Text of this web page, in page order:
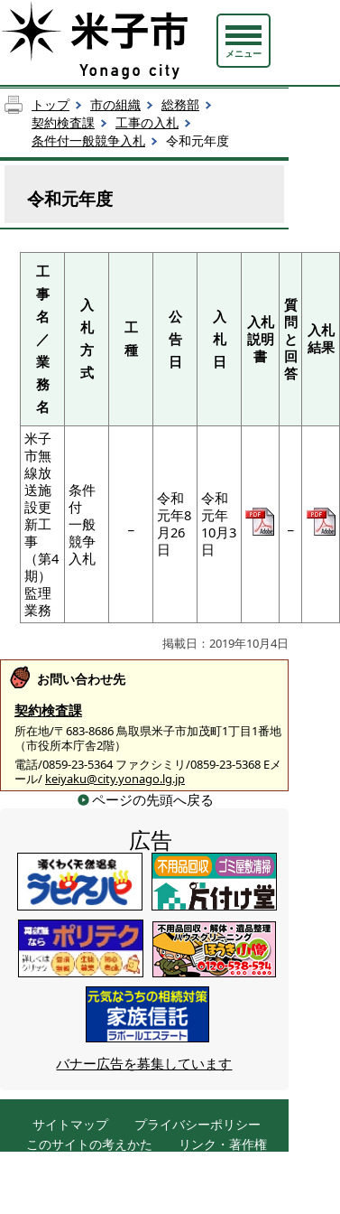
メニュー
トップ 市の組織
総務部
契約検査課
工事の入札
条件付一般競争入札
令和元年度
令和元年度
工
事
名
／
業
務
名
入
札
方
式
工
種
公
告
日
入
札
日
入札
説明
書
質
問
と
回
答
入札
結果
米子
市無
線放
送施
設更
新工
事
（第4
期）
監理
業務
条件
付
一般
競争
入札
令和
元年8
月26
日
令和
元年
10月3
日
掲載日：2019年10月4日
お問い合わせ先
契約検査課
所在地/〒683-8686 鳥取県米子市加茂町1丁目1番地
（市役所本庁舎2階）
電話/0859-23-5364 ファクシミリ/0859-23-5368 Eメ
ール/ keiyaku@city.yonago.lg.jp
ページの先頭へ戻る
広告
バナー広告を募集しています
サイトマップ
プライバシーポリシー
このサイトの考えかた
リンク・著作権